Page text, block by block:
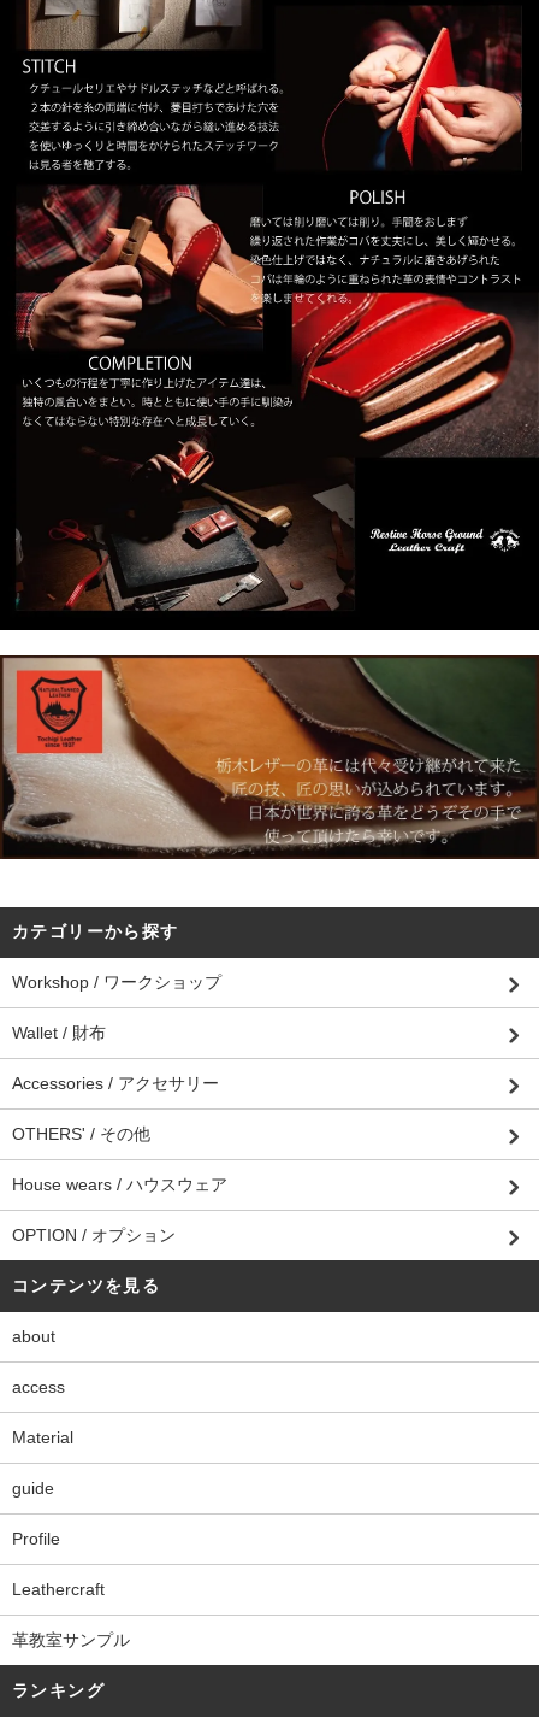
カテゴリーから探す
Workshop / ワークショップ
Wallet / 財布
Accessories / アクセサリー
OTHERS' / その他
House wears / ハウスウェア
OPTION / オプション
コンテンツを見る
about
access
Material
guide
Profile
Leathercraft
革教室サンプル
ランキング